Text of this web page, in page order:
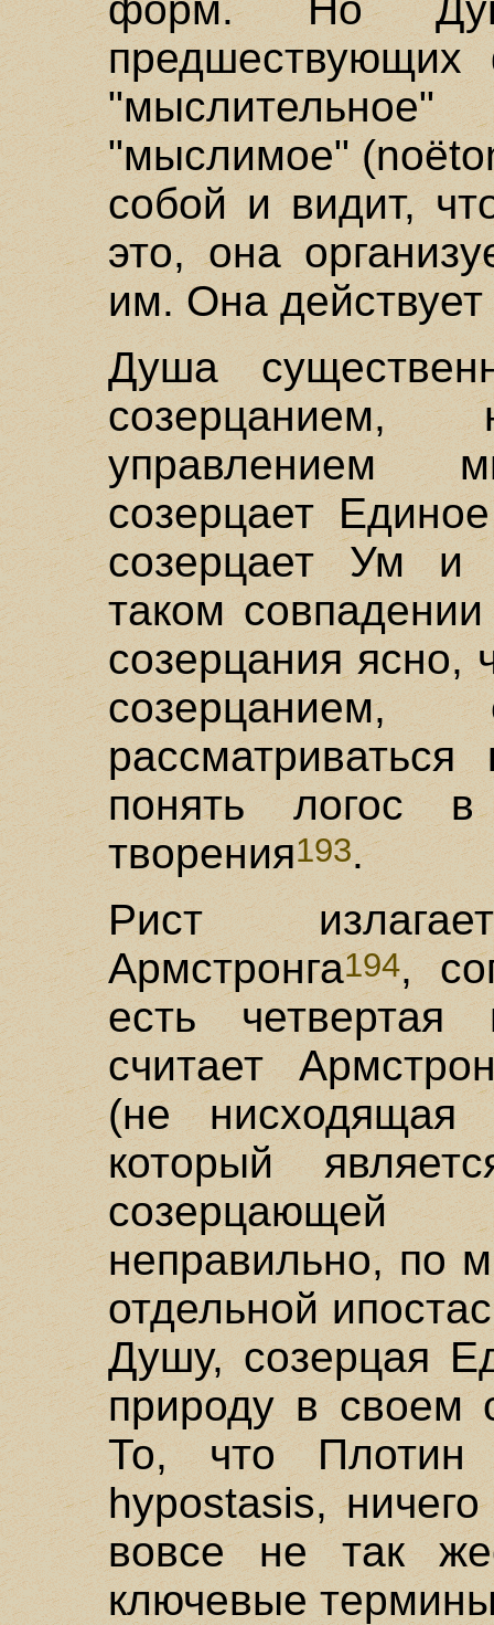
"мыслимое"
собой и видит,
это, она
им. Она
Душа
управлением
созерцает
созерцает Ум и
таком
созерцания ясно,
понять
творения193.
Рист
Армстронга194,
есть
считает
(не
который
неправильно, по
отдельной
Душу, созерцая
природу в своем
То, что Плотин
hypostasis,
вовсе не так
ключевые